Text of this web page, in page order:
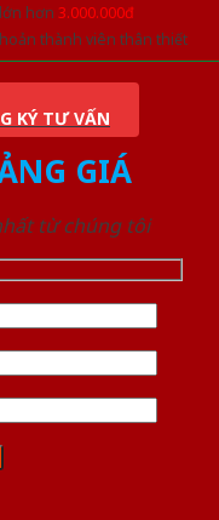
hơn 3.000.000đ
thành viên thân thiết
KÝ TƯ VẤN
GIÁ
từ chúng tôi